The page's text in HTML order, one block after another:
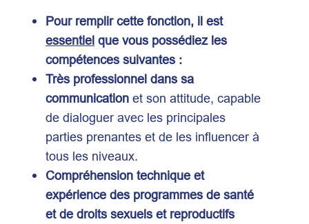
Pour remplir cette fonction, il est
essentiel que vous possédiez les
compétences suivantes :
Très professionnel dans sa
communication et son attitude, capable
de dialoguer avec les principales
parties prenantes et de les influencer à
tous les niveaux.
Compréhension technique et
expérience des programmes de santé
et de droits sexuels et reproductifs